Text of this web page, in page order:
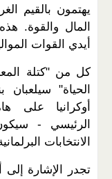
يهتمون بالقيم
المال والقوة.
أيدي القوات
كل من "كتلة
الحياة"
أوكرانيا على
الرئيسي -
الانتخابات
تجدر الإشارة